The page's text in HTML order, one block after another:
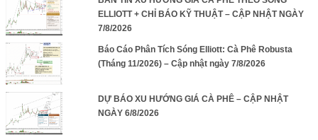
ELLIOTT + CHỈ BÁO KỸ THUẬT – CẬP NHẬT NGÀY
7/8/2026
Báo Cáo Phân Tích Sóng Elliott: Cà Phê Robusta
(Tháng 11/2026) – Cập nhật ngày 7/8/2026
DỰ BÁO XU HƯỚNG GIÁ CÀ PHÊ – CẬP NHẬT
NGÀY 6/8/2026